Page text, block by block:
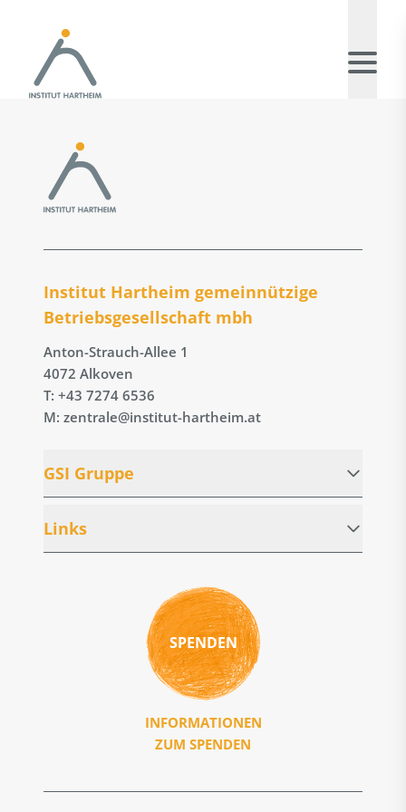
Institut Hartheim gemeinnützige
Betriebs­gesellschaft mbh
Anton-Strauch-Allee 1
4072 Alkoven
T: +43 7274 6536
M: zentrale@institut-hartheim.at
GSI Gruppe
Links
SPENDEN
INFORMATIONEN
ZUM SPENDEN